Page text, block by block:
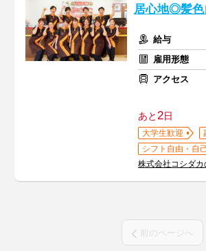
居心地◎髪
給与
雇用形態
アクセス
あと2日
大学生歓迎
シフト自由・自
株式会社コシダ
前のページへ